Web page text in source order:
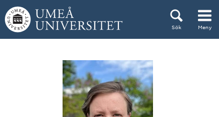
Hoppa direkt till innehållet
Sök Meny